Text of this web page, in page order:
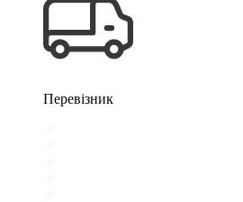
Перевізник